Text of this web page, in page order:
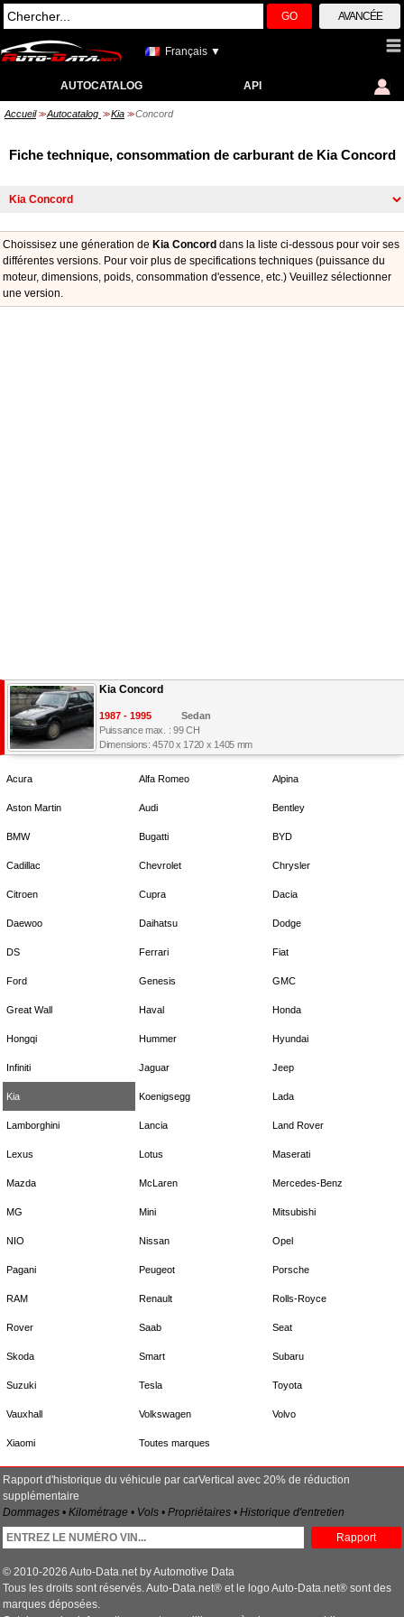
GO AVANCÉE
Français ▼
AUTOCATALOG API
Accueil >> Autocatalog >> Kia >> Concord
Fiche technique, consommation de carburant de Kia Concord
Choissisez une géneration de Kia Concord dans la liste ci-dessous pour voir ses
différentes versions. Pour voir plus de specifications techniques (puissance du
moteur, dimensions, poids, consommation d'essence, etc.) Veuillez sélectionner
une version.
Kia Concord
1987 - 1995
Sedan
Puissance max. : 99 CH
Dimensions: 4570 x 1720 x 1405 mm
Acura Alfa Romeo Alpina
Aston Martin Audi Bentley
BMW Bugatti BYD
Cadillac Chevrolet Chrysler
Citroen Cupra Dacia
Daewoo Daihatsu Dodge
DS Ferrari Fiat
Ford Genesis GMC
Great Wall Haval Honda
Hongqi Hummer Hyundai
Infiniti Jaguar Jeep
Kia Koenigsegg Lada
Lamborghini Lancia Land Rover
Lexus Lotus Maserati
Mazda McLaren Mercedes-Benz
MG Mini Mitsubishi
NIO Nissan Opel
Pagani Peugeot Porsche
RAM Renault Rolls-Royce
Rover Saab Seat
Skoda Smart Subaru
Suzuki Tesla Toyota
Vauxhall Volkswagen Volvo
Xiaomi Toutes marques
Rapport d'historique du véhicule par carVertical avec 20% de réduction
supplémentaire
Dommages • Kilométrage • Vols • Propriétaires • Historique d'entretien
Rapport
© 2010-2026 Auto-Data.net by Automotive Data
Tous les droits sont réservés. Auto-Data.net® et le logo Auto-Data.net® sont des
marques déposées.